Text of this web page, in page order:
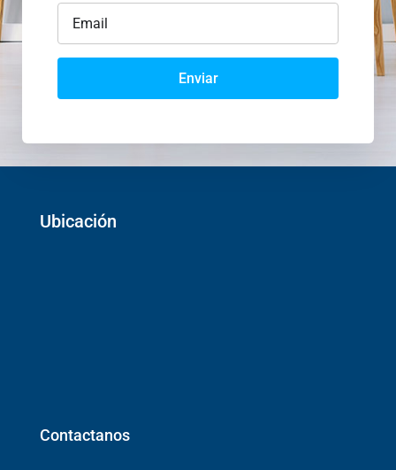
Enviar
Ubicación
Contactanos